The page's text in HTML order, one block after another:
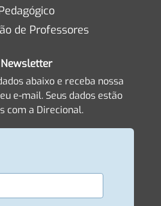
de Professores
Newsletter
abaixo e receba nossa
e-mail. Seus dados estão
com a Direcional.